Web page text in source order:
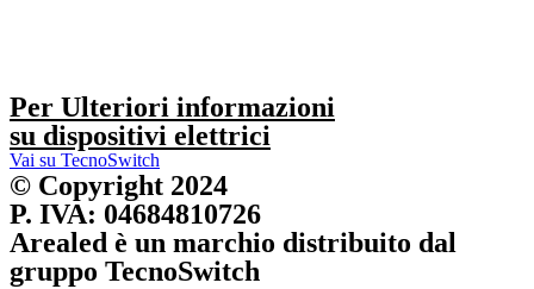
Per Ulteriori informazioni
su dispositivi elettrici
Vai su TecnoSwitch
© Copyright 2024
P. IVA: 04684810726
Arealed è un marchio distribuito dal
gruppo TecnoSwitch